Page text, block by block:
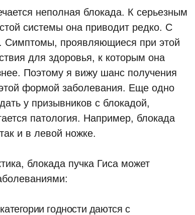
неполная блокада. К серьезным
системы она приводит редко. С
Симптомы, проявляющиеся при этой
для здоровья, к которым она
Поэтому я вижу шанс получения
формой заболевания. Еще одно
у призывников с блокадой,
патология. Например, блокада
и в левой ножке.
блокада пучка Гиса может
годности даются с